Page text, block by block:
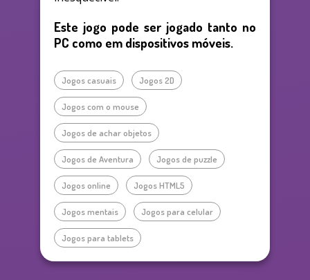
Este jogo pode ser jogado tanto no
PC como em dispositivos móveis.
Jogos casuais Jogos 2D
Jogos com o mouse
Jogos de achar objetos
Jogos de Aventura Jogos de puzzle
Jogos online Jogos HTML5
Jogos mentais Jogos para celular
Jogos para tablets